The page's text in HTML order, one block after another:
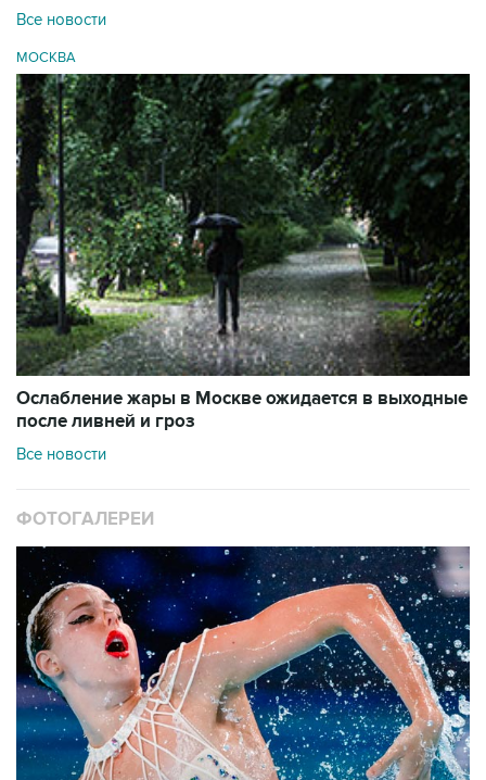
Все новости
МОСКВА
Ослабление жары в Москве ожидается в выходные
после ливней и гроз
Все новости
ФОТОГАЛЕРЕИ